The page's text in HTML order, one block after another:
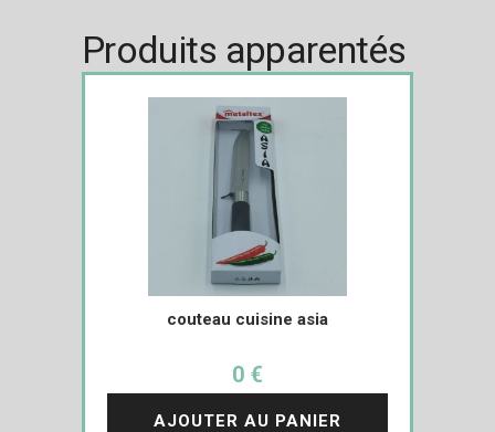
Produits apparentés
couteau cuisine asia
0 €
AJOUTER AU PANIER